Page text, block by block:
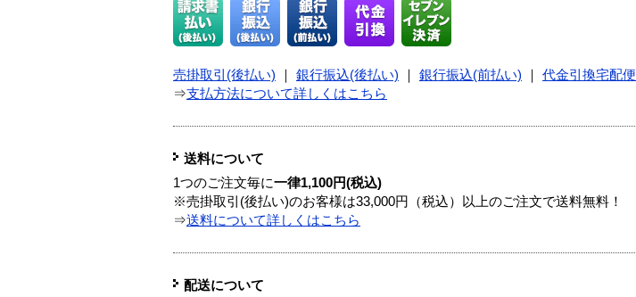
売掛取引(後払い) 銀行振込(後払い) 銀行振込(前払い) 代金引換宅配便
⇒支払方法について詳しくはこちら
送料について
1つのご注文毎に一律1,100円(税込)
※売掛取引(後払い)のお客様は33,000円（税込）以上のご注文で送料無料！
⇒送料について詳しくはこちら
配送について